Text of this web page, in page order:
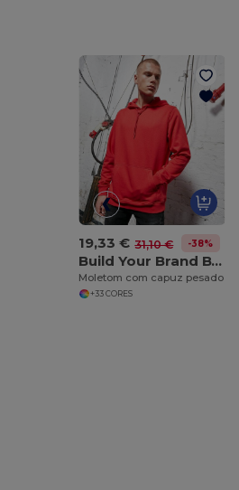
19,33 € 31,10 € -38%
Build Your Brand BY011
Moletom com capuz pesado
+33 CORES